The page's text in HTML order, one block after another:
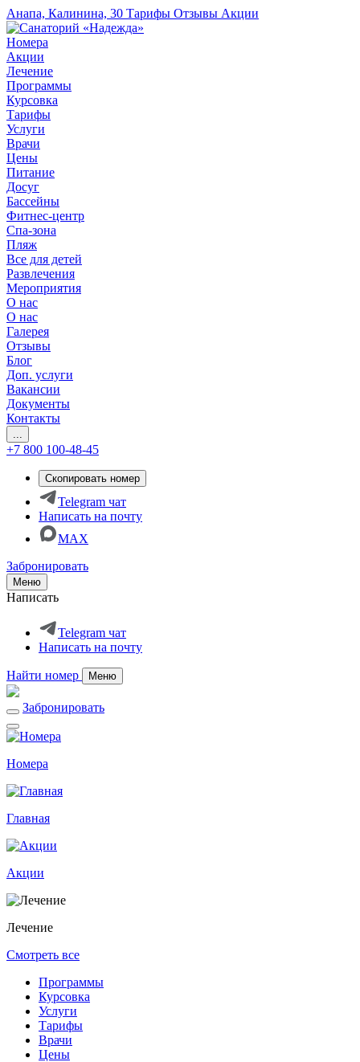
Анапа, Калинина, 30 Тарифы Отзывы Акции
Номера
Акции
Лечение
Программы
Курсовка
Тарифы
Услуги
Врачи
Цены
Питание
Досуг
Бассейны
Фитнес-центр
Спа-зона
Пляж
Все для детей
Развлечения
Мероприятия
О нас
О нас
Галерея
Отзывы
Блог
Доп. услуги
Вакансии
Документы
Контакты
...
+7 800 100-48-45
Скопировать номер
Telegram чат
Написать на почту
MAX
Забронировать
Меню
Написать
Telegram чат
Написать на почту
Найти номер Меню
Забронировать
Номера
Главная
Акции
Лечение
Смотреть все
Программы
Курсовка
Услуги
Тарифы
Врачи
Цены